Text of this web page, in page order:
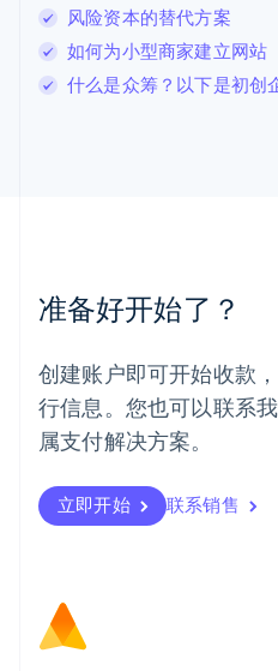
风险资本的替代方案
如何为小型商家建立网站
什么是众筹？以下是初创
准备好开始了？
创建账户即可开始收款
行信息。您也可以联系
属支付解决方案。
立即开始 联系销售
卢森堡
罗马尼亚
English
挪威
葡萄牙
Português English
日本
日本語English
瑞典
瑞士
DeutschFrançais
English
斯洛文尼亚